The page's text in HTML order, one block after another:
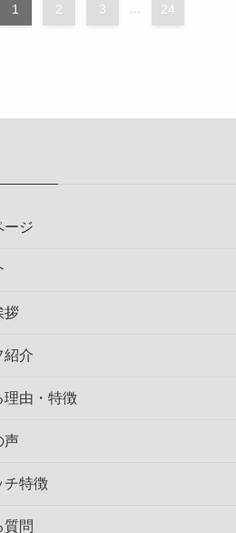
1 2 3 24
ージ
拶
紹介
理由・特徴
声
チ特徴
質問